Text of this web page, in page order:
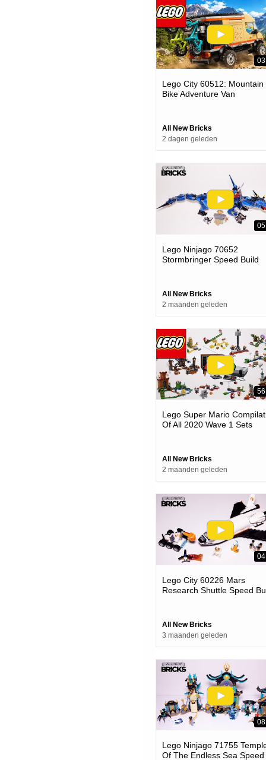
Lego City 60512: Mountain
Bike Adventure Van
All New Bricks
2 dagen geleden
Lego Ninjago 70652
Stormbringer Speed Build
All New Bricks
2 maanden geleden
Lego Super Mario
Of All 2020 Wave 1 Sets
All New Bricks
2 maanden geleden
Lego City 60226 Mars
Research Shuttle Speed
All New Bricks
3 maanden geleden
Lego Ninjago 71755
Of The Endless Sea Speed